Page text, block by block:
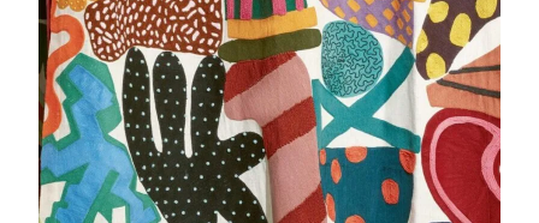
NATURELLES
DOMINENT
LE
TEXTILE
DE
LUXE
?